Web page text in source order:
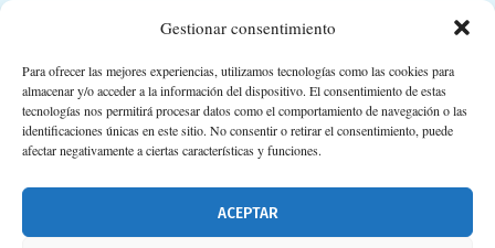
Gestionar consentimiento
Para ofrecer las mejores experiencias, utilizamos tecnologías como las cookies para
almacenar y/o acceder a la información del dispositivo. El consentimiento de estas
tecnologías nos permitirá procesar datos como el comportamiento de navegación o las
identificaciones únicas en este sitio. No consentir o retirar el consentimiento, puede
afectar negativamente a ciertas características y funciones.
ACEPTAR